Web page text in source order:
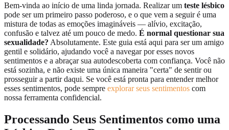
Bem-vinda ao início de uma linda jornada. Realizar um teste lésbico
pode ser um primeiro passo poderoso, e o que vem a seguir é uma
mistura de todas as emoções imagináveis — alívio, excitação,
confusão e talvez até um pouco de medo. É normal questionar sua
sexualidade? Absolutamente. Este guia está aqui para ser um amigo
gentil e solidário, ajudando você a navegar por esses novos
sentimentos e a abraçar sua autodescoberta com confiança. Você não
está sozinha, e não existe uma única maneira "certa" de sentir ou
prosseguir a partir daqui. Se você está pronta para entender melhor
esses sentimentos, pode sempre explorar seus sentimentos com
nossa ferramenta confidencial.
Processando Seus Sentimentos como uma